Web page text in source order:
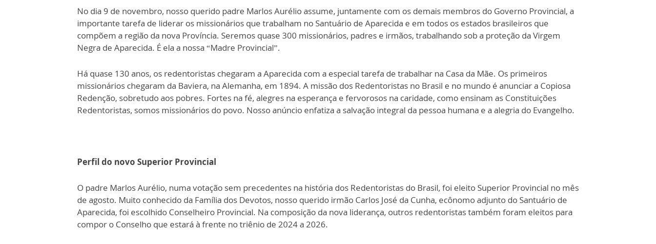
No dia 9 de novembro, nosso querido padre Marlos Aurélio assume, juntamente com os demais membros do Governo Provincial, a
importante tarefa de liderar os missionários que trabalham no Santuário de Aparecida e em todos os estados brasileiros que
compõem a região da nova Província. Seremos quase 300 missionários, padres e irmãos, trabalhando sob a proteção da Virgem
Negra de Aparecida. É ela a nossa “Madre Provincial”.
Há quase 130 anos, os redentoristas chegaram a Aparecida com a especial tarefa de trabalhar na Casa da Mãe. Os primeiros
missionários chegaram da Baviera, na Alemanha, em 1894. A missão dos Redentoristas no Brasil e no mundo é anunciar a Copiosa
Redenção, sobretudo aos pobres. Fortes na fé, alegres na esperança e fervorosos na caridade, como ensinam as Constituições
Redentoristas, somos missionários do povo. Nosso anúncio enfatiza a salvação integral da pessoa humana e a alegria do Evangelho.
Perfil do novo Superior Provincial
O padre Marlos Aurélio, numa votação sem precedentes na história dos Redentoristas do Brasil, foi eleito Superior Provincial no mês
de agosto. Muito conhecido da Família dos Devotos, nosso querido irmão Carlos José da Cunha, ecônomo adjunto do Santuário de
Aparecida, foi escolhido Conselheiro Provincial. Na composição da nova liderança, outros redentoristas também foram eleitos para
compor o Conselho que estará à frente no triênio de 2024 a 2026.